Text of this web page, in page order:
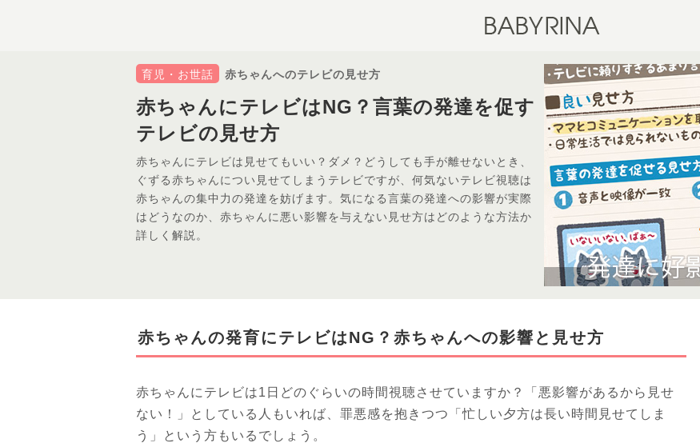
育児・お世話 赤ちゃんへのテレビの見せ方
赤ちゃんにテレビはNG？言葉の発達を促す
テレビの見せ方
赤ちゃんにテレビは見せてもいい？ダメ？どうしても手が離せないとき、
ぐずる赤ちゃんについ見せてしまうテレビですが、何気ないテレビ視聴は
赤ちゃんの集中力の発達を妨げます。気になる言葉の発達への影響が実際
はどうなのか、赤ちゃんに悪い影響を与えない見せ方はどのような方法か
詳しく解説。
赤ちゃんの発育にテレビはNG？赤ちゃんへの影響と見せ方
赤ちゃんにテレビは1日どのぐらいの時間視聴させていますか？「悪影響があるから見せ
ない！」としている人もいれば、罪悪感を抱きつつ「忙しい夕方は長い時間見せてしま
う」という方もいるでしょう。